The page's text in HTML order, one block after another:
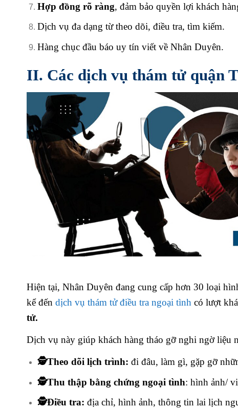
Hợp đồng rõ ràng, đảm bảo quyền lợi khách
Dịch vụ đa dạng từ theo dõi, điều tra, tìm kiếm.
Hàng chục đầu báo uy tín viết về Nhân Duyên.
II. Các dịch vụ thám tử quận
Hiện tại, Nhân Duyên đang cung cấp hơn 30 loại
kể đến dịch vụ thám tử điều tra ngoại tình có lượt
tử.
Dịch vụ này giúp khách hàng tháo gỡ nghi ngờ liệu
🕵️Theo dõi lịch trình: đi đâu, làm gì, gặp gỡ
🕵️Thu thập bằng chứng ngoại tình: hình ảnh/
🕵️Điều tra: địa chỉ, hình ảnh, thông tin lai lịch